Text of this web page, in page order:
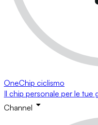
OneChip ciclismo
Il chip personale per le tue
Channel